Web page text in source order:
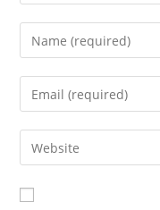
Enter
your
name
comment
Enter
your
email
address
comment
Enter
your
website